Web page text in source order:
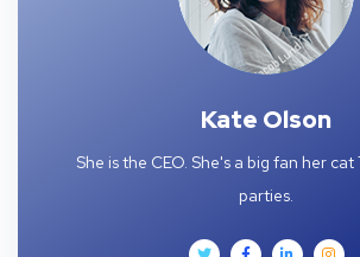
Kate Olson
She is the CEO. She's a big fan her
parties.